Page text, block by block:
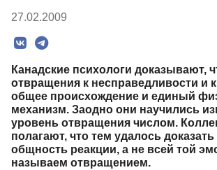
27.02.2009
Канадские психологи доказывают,
отвращения к несправедливости и
общее происхождение и единый
механизм. Заодно они научились
уровень отвращения числом.
полагают, что тем удалось
общность реакции, а не всей той
называем отвращением.